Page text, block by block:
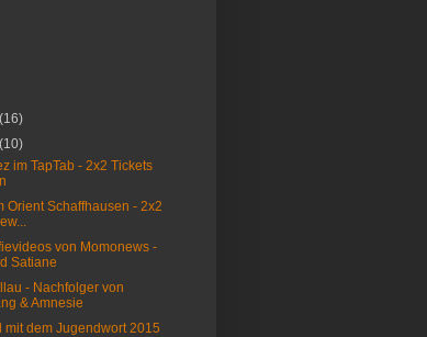
(16)
(10)
im TapTab - 2x2 Tickets
Orient Schaffhausen - 2x2
von Momonews -
Satiane
- Nachfolger von
& Amnesie
mit dem Jugendwort 2015